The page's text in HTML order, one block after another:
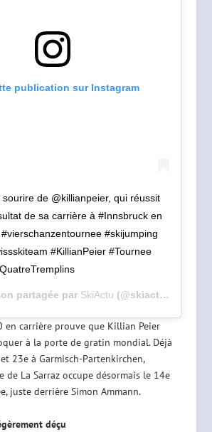
publication sur Instagram
de @killianpeier, qui réussit
de sa carrière à #Innsbruck en
#skijumping
#KillianPeier #Tournee
partagée par SkiActu (@skiactu) le
en carrière prouve que Killian Peier
à la porte de gratin mondial. Déjà
23e à Garmisch-Partenkirchen,
de La Sarraz occupe désormais le 14e
juste derrière Simon Ammann.
déçu